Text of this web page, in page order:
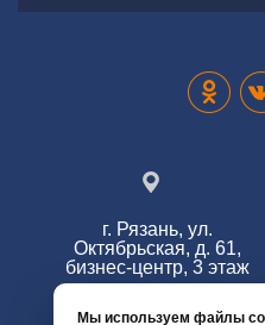
г. Рязань, ул.
Октябрьская, д. 61,
бизнес-центр, 3 этаж
Мы используем файлы